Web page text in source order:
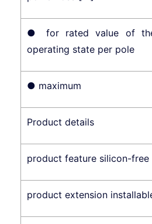
● for rated value of
operating state per pole
● maximum
Product details
product feature silicon-free
product extension